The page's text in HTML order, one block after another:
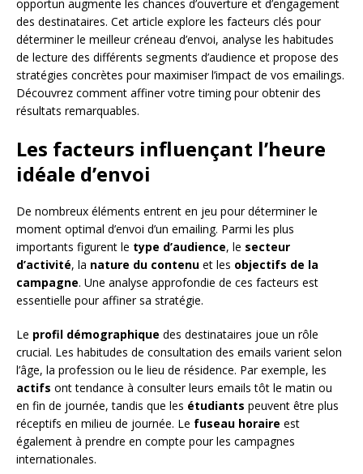
opportun augmente les chances d’ouverture et d’engagement
des destinataires. Cet article explore les facteurs clés pour
déterminer le meilleur créneau d’envoi, analyse les habitudes
de lecture des différents segments d’audience et propose des
stratégies concrètes pour maximiser l’impact de vos emailings.
Découvrez comment affiner votre timing pour obtenir des
résultats remarquables.
Les facteurs influençant l’heure
idéale d’envoi
De nombreux éléments entrent en jeu pour déterminer le
moment optimal d’envoi d’un emailing. Parmi les plus
importants figurent le type d’audience, le secteur
d’activité, la nature du contenu et les objectifs de la
campagne. Une analyse approfondie de ces facteurs est
essentielle pour affiner sa stratégie.
Le profil démographique des destinataires joue un rôle
crucial. Les habitudes de consultation des emails varient selon
l’âge, la profession ou le lieu de résidence. Par exemple, les
actifs ont tendance à consulter leurs emails tôt le matin ou
en fin de journée, tandis que les étudiants peuvent être plus
réceptifs en milieu de journée. Le fuseau horaire est
également à prendre en compte pour les campagnes
internationales.